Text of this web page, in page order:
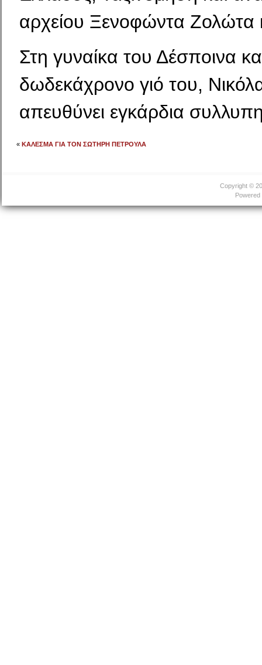
αρχείου Ξενοφώντα Ζολώτα
Στη γυναίκα του Δέσποινα
δωδεκάχρονο γιό του,
απευθύνει εγκάρδια
« ΚΑΛΕΣΜΑ ΓΙΑ ΤΟΝ ΣΩΤΗΡΗ ΠΕΤΡΟΥΛΑ
Copyright ©